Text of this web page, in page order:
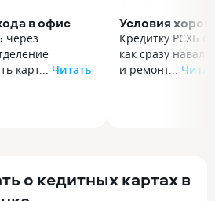
в офис
через
карт... Читать
оплачиваю
процентов,
Условия
Кредитку РСХБ
как сразу
и ремонт...
распределить
о кедитных картах в